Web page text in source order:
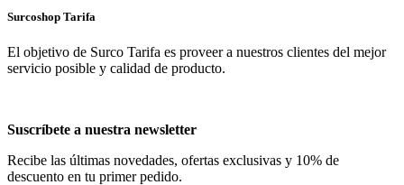
Surcoshop Tarifa
El objetivo de Surco Tarifa es proveer a nuestros clientes del mejor
servicio posible y calidad de producto.
Suscríbete a nuestra newsletter
Recibe las últimas novedades, ofertas exclusivas y 10% de
descuento en tu primer pedido.